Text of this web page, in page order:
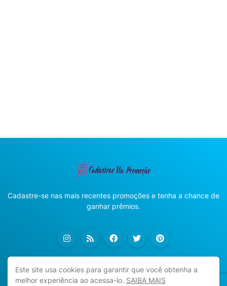
Cadastre-se nas mais recentes promoções e tenha a chance de
ganhar prêmios.
Este site usa cookies para garantir que você obtenha a
melhor experiência ao acessa-lo. SAIBA MAIS